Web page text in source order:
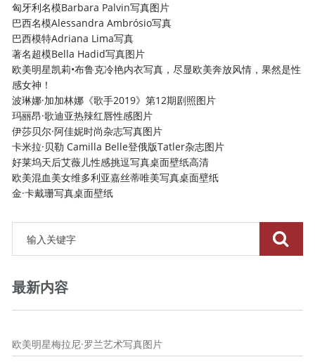
匈牙利名模Barbara Palvin写真图片
巴西名模Alessandra Ambrósio写真
巴西模特Adriana Lima写真
著名超模Bella Hadid写真图片
欧美明星凯莉•布鲁克冷艳内衣写真，尽显欧美奔放风情，果然是性
感女神！
波琳娜·加加林娜《歌手2019》第12期剧照图片
玛丽昂·歌迪亚热辣红唇性感图片
伊莎贝尔·阿佳妮时尚杂志写真图片
卡米拉·贝勒 Camilla Belle登俄版Tatler杂志图片
好莱坞天后艾薇儿性感挑逗写真桌面壁纸高清
欧美混血美女维多利亚嘉丝蒂唯美写真桌面壁纸
金·卡戴珊写真桌面壁纸
最新内容
欧美明星梅拉尼·罗兰艺术写真图片